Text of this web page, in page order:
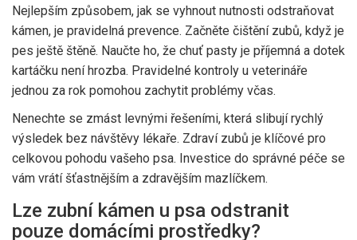
Nejlepším způsobem, jak se vyhnout nutnosti odstraňovat
kámen, je pravidelná prevence. Začněte čištění zubů, když je
pes ještě štěně. Naučte ho, že chuť pasty je příjemná a dotek
kartáčku není hrozba. Pravidelné kontroly u veterináře
jednou za rok pomohou zachytit problémy včas.
Nenechte se zmást levnými řešeními, která slibují rychlý
výsledek bez návštěvy lékaře. Zdraví zubů je klíčové pro
celkovou pohodu vašeho psa. Investice do správné péče se
vám vrátí šťastnějším a zdravějším mazlíčkem.
Lze zubní kámen u psa odstranit
pouze domácími prostředky?